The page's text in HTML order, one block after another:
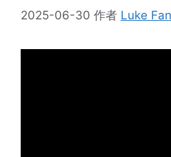
2025-06-30 作者 Luke Fan